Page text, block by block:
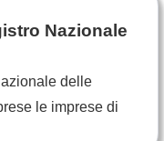
Nazionale
delle
le imprese di